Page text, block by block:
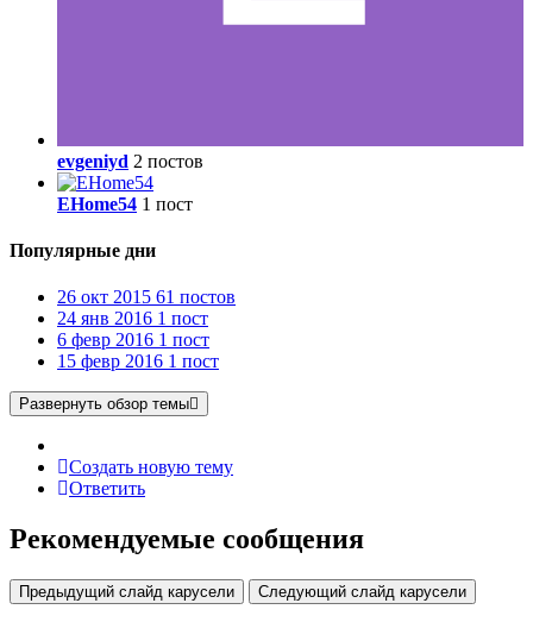
evgeniyd 2 постов
EHome54 1 пост
Популярные дни
26 окт 2015 61 постов
24 янв 2016 1 пост
6 февр 2016 1 пост
15 февр 2016 1 пост
Развернуть обзор темы
Создать новую тему
Ответить
Рекомендуемые сообщения
Предыдущий слайд карусели Следующий слайд карусели